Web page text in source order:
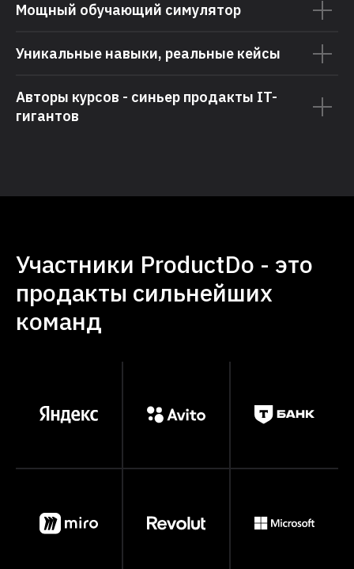
Мощный обучающий симулятор
Уникальные навыки, реальные кейсы
Авторы курсов - синьер продакты IT-
гигантов
Участники ProductDo - это
продакты сильнейших
команд